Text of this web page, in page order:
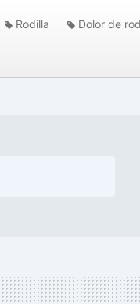
Rodilla Dolor de